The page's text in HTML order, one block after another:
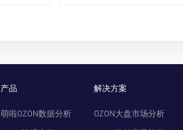
产品
萌啦OZON数据分析
解决方案
OZON大盘市场分析